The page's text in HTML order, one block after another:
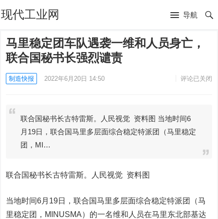
现代工业网 导航
马里稳定团车队遇袭一维和人员身亡，
联合国秘书长强烈谴责
制造快报 2022年6月20日 14:50 评论已关闭
联合国秘书长古特雷斯。人民视觉 资料图 当地时间6
月19日，联合国马里多层面综合稳定特派团（马里稳定
团，MI…
联合国秘书长古特雷斯。人民视觉 资料图
当地时间6月19日，联合国马里多层面综合稳定特派团（马
里稳定团，MINUSMA）的一名维和人员在马里东北部基达